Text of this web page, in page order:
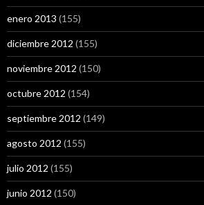
enero 2013 (155)
diciembre 2012 (155)
noviembre 2012 (150)
octubre 2012 (154)
septiembre 2012 (149)
agosto 2012 (155)
julio 2012 (155)
junio 2012 (150)